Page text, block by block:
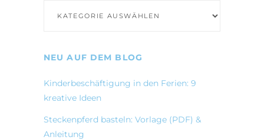
NEU AUF DEM BLOG
Kinderbeschäftigung in den Ferien: 9
kreative Ideen
Steckenpferd basteln: Vorlage (PDF) &
Anleitung